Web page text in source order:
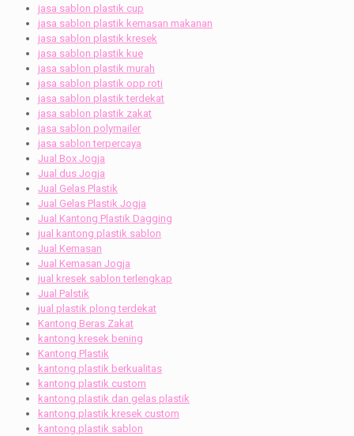
jasa sablon plastik cup
jasa sablon plastik kemasan makanan
jasa sablon plastik kresek
jasa sablon plastik kue
jasa sablon plastik murah
jasa sablon plastik opp roti
jasa sablon plastik terdekat
jasa sablon plastik zakat
jasa sablon polymailer
jasa sablon terpercaya
Jual Box Jogja
Jual dus Jogja
Jual Gelas Plastik
Jual Gelas Plastik Jogja
Jual Kantong Plastik Dagging
jual kantong plastik sablon
Jual Kemasan
Jual Kemasan Jogja
jual kresek sablon terlengkap
Jual Palstik
jual plastik plong terdekat
Kantong Beras Zakat
kantong kresek bening
Kantong Plastik
kantong plastik berkualitas
kantong plastik custom
kantong plastik dan gelas plastik
kantong plastik kresek custom
kantong plastik sablon